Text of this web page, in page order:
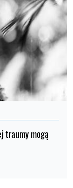
traumy mogą